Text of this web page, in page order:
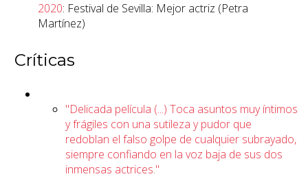
2020: Festival de Sevilla: Mejor actriz (Petra
Martínez)
Críticas
"Delicada película (...) Toca asuntos muy íntimos
y frágiles con una sutileza y pudor que
redoblan el falso golpe de cualquier subrayado,
siempre confiando en la voz baja de sus dos
inmensas actrices."